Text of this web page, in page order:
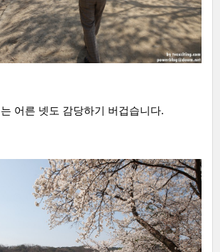
어른 넷도 감당하기 버겁습니다.